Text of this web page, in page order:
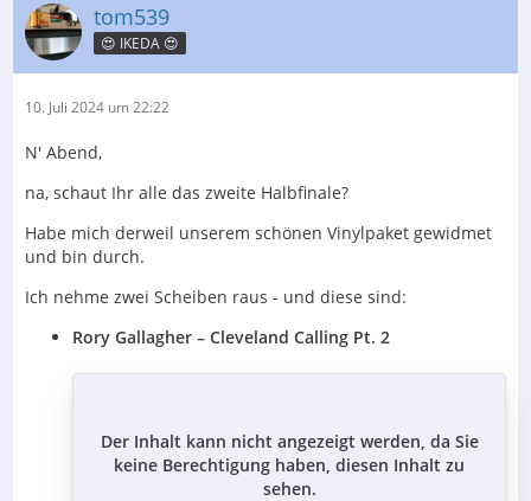
tom539
😍 IKEDA 😍
10. Juli 2024 um 22:22
N' Abend,
na, schaut Ihr alle das zweite Halbfinale?
Habe mich derweil unserem schönen Vinylpaket gewidmet
und bin durch.
Ich nehme zwei Scheiben raus - und diese sind:
Rory Gallagher – Cleveland Calling Pt. 2
Der Inhalt kann nicht angezeigt werden, da Sie
keine Berechtigung haben, diesen Inhalt zu
sehen.